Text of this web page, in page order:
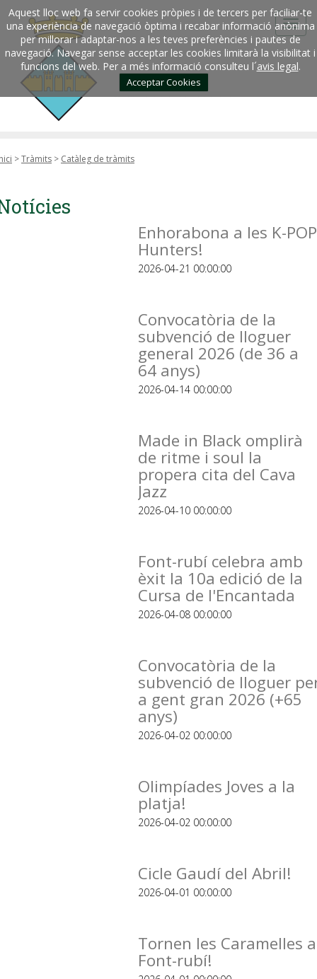
Aquest lloc web fa servir cookies pròpies i de tercers per faciliar-te
una experiència de navegació òptima i recabar informació anònima
per millorar i adaptar-nos a les teves preferències i pautes de
navegació. Navegar sense acceptar les cookies limitarà la visibilitat i
funcions del web. Per a més informació consulteu l´avis legal.
Acceptar Cookies
>Tràmits > Catàleg de tràmits
Enhorabona a les K-POP
Hunters!
2026-04-21 00:00:00
Convocatòria de la
subvenció de lloguer
general 2026 (de 36 a
64 anys)
2026-04-14 00:00:00
Made in Black omplirà
de ritme i soul la
propera cita del Cava
Jazz
2026-04-10 00:00:00
Font-rubí celebra amb
èxit la 10a edició de la
Cursa de l'Encantada
2026-04-08 00:00:00
Convocatòria de la
subvenció de lloguer
a gent gran 2026 (+65
anys)
2026-04-02 00:00:00
Olimpíades Joves a la
platja!
2026-04-02 00:00:00
Cicle Gaudí del Abril!
2026-04-01 00:00:00
Tornen les Caramelles a
Font-rubí!